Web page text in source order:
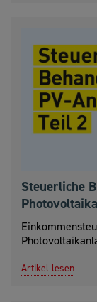
Steuerliche
Artikel lesen